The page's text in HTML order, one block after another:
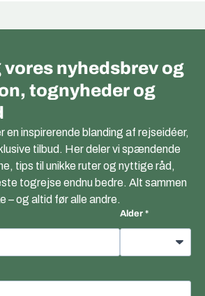
nyhedsbrev og
tognyheder og
en inspirerende blanding af rejseidéer,
tilbud. Her deler vi spændende
tips til unikke ruter og nyttige råd,
togrejse endnu bedre. Alt sammen
– og altid før alle andre.
Alder